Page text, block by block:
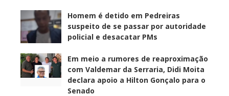
Homem é detido em Pedreiras
suspeito de se passar por autoridade
policial e desacatar PMs
Em meio a rumores de reaproximação
com Valdemar da Serraria, Didi Moita
declara apoio a Hilton Gonçalo para o
Senado